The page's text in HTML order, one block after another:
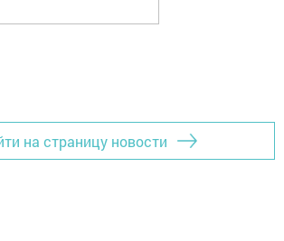
на страницу новости